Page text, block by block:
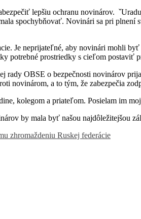
lepšiu ochranu novinárov.
spochybňovať. Novinári sa pri
Je neprijateľné, aby novinári mohli
potrebné prostriedky s cieľom
rady OBSE o bezpečnosti novinárov
novinárom, a to tým, že zabezpečia
kolegom a priateľom. Posielam im
by mala byť našou najdôležitejšou
zhromaždeniu Ruskej federácie